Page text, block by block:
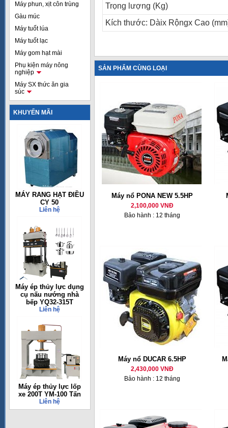
Máy phun, xịt côn trùng
Gàu múc
Máy tuốt lúa
Máy tuốt lạc
Máy gom hạt mài
Phụ kiện máy nông
nghiệp
Máy SX thức ăn gia
súc
KHUYẾN MÃI
MÁY RANG HẠT ĐIỀU
CY 50
Liên hệ
Máy ép thủy lực dụng
cụ nấu nướng nhà
bếp YQ32-315T
Liên hệ
Máy ép thủy lực lốp
xe 200T YM-100 Tấn
Liên hệ
Trọng lượng (Kg)
Kích thước: Dàix Rộngx Cao
SẢN PHẨM CÙNG LOẠI
Máy nổ PONA NEW 5.5HP
2,100,000 VNĐ
Bảo hành : 12 tháng
Máy nổ DUCAR 6.5HP
2,430,000 VNĐ
Bảo hành : 12 tháng